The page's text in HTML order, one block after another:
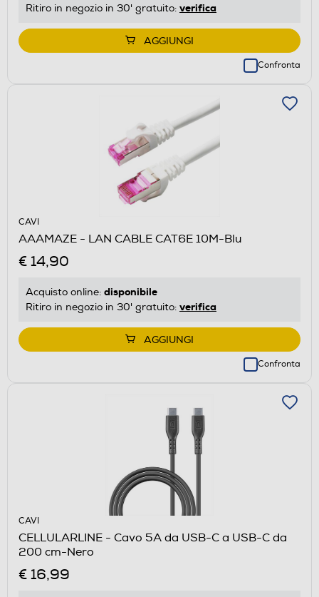
Ritiro in negozio in 30' gratuito: verifica
AGGIUNGI
Confronta
CAVI
AAAMAZE - LAN CABLE CAT6E 10M-Blu
€ 14,90
Acquisto online: disponibile
Ritiro in negozio in 30' gratuito: verifica
AGGIUNGI
Confronta
CAVI
CELLULARLINE - Cavo 5A da USB-C a USB-C da
200 cm-Nero
€ 16,99